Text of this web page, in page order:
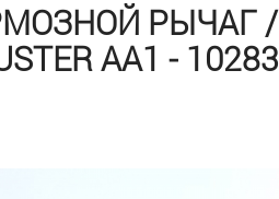
РЫЧАГ /
AA1 - 10283